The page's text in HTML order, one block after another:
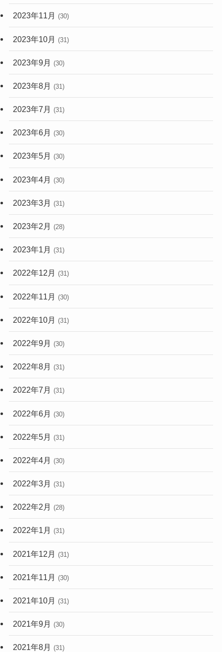
2023年11月 (30)
2023年10月 (31)
2023年9月 (30)
2023年8月 (31)
2023年7月 (31)
2023年6月 (30)
2023年5月 (30)
2023年4月 (30)
2023年3月 (31)
2023年2月 (28)
2023年1月 (31)
2022年12月 (31)
2022年11月 (30)
2022年10月 (31)
2022年9月 (30)
2022年8月 (31)
2022年7月 (31)
2022年6月 (30)
2022年5月 (31)
2022年4月 (30)
2022年3月 (31)
2022年2月 (28)
2022年1月 (31)
2021年12月 (31)
2021年11月 (30)
2021年10月 (31)
2021年9月 (30)
2021年8月 (31)